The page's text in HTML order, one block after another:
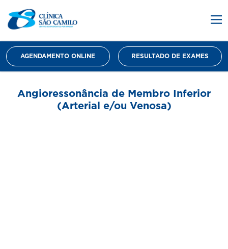
AGENDAMENTO ONLINE RESULTADO DE EXAMES
Angioressonância de Membro Inferior
(Arterial e/ou Venosa)